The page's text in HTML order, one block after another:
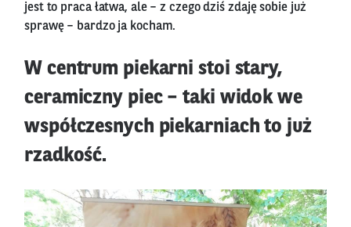
jest to praca łatwa, ale – z czego dziś zdaję sobie już
sprawę – bardzo ja kocham.
W centrum piekarni stoi stary,
ceramiczny piec – taki widok we
współczesnych piekarniach to już
rzadkość.